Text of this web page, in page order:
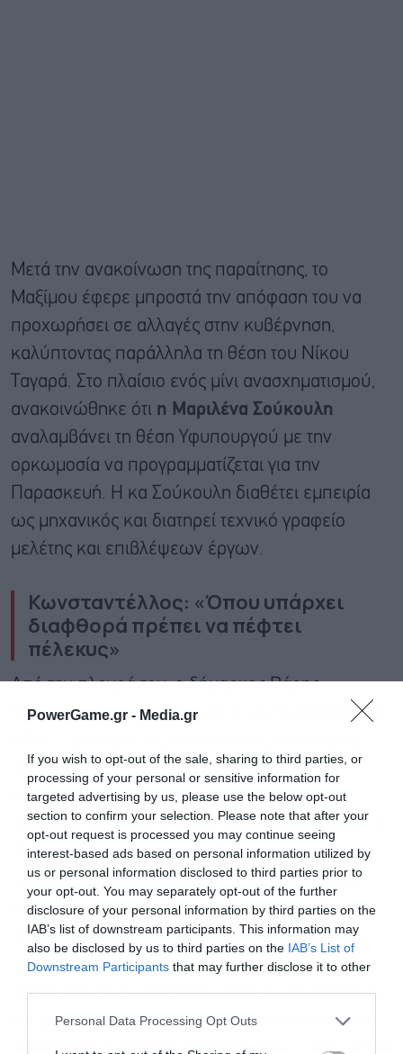
PowerGame.gr - Media.gr
If you wish to opt-out of the sale, sharing to third parties, or
processing of your personal or sensitive information for
targeted advertising by us, please use the below opt-out
section to confirm your selection. Please note that after your
opt-out request is processed you may continue seeing
interest-based ads based on personal information utilized by
us or personal information disclosed to third parties prior to
your opt-out. You may separately opt-out of the further
disclosure of your personal information by third parties on the
IAB’s list of downstream participants. This information may
also be disclosed by us to third parties on the IAB’s List of
Downstream Participants that may further disclose it to other
Personal Data Processing Opt Outs
Μετά την ανακοίνωση της παραίτησης, το
Μαξίμου έφερε μπροστά την απόφαση του να
προχωρήσει σε αλλαγές στην κυβέρνηση,
καλύπτοντας παράλληλα τη θέση του Νίκου
Ταγαρά. Στο πλαίσιο ενός μίνι ανασχηματισμού,
ανακοινώθηκε ότι η Μαριλένα Σούκουλη
αναλαμβάνει τη θέση Υφυπουργού με την
ορκωμοσία να προγραμματίζεται για την
Παρασκευή. Η κα Σούκουλη διαθέτει εμπειρία
ως μηχανικός και διατηρεί τεχνικό γραφείο
μελέτης και επιβλέψεων έργων.
Κωνσταντέλλος: «Όπου υπάρχει
διαφθορά πρέπει να πέφτει
πέλεκυς»
Από την πλευρά του, ο δήμαρχος Βάρης –
Βούλας – Βουλιαγμένης και Α’ Αντιπρόεδρος της
στο powergame.gr ότι: «Όπου υπάρχει
διαφθορά πρέπει να πέφτει πέλεκυς. Δεν το
συζητάμε αυτό, ούτε το διαπραγματευόμαστε». Ο
ίδιος συνδέει ευθέως τις εξελίξεις με το
υφιστάμενο σύστημα λήψης αποφάσεων στην
πολεοδομία και τη χωροταξία, υποστηρίζοντας
ότι τα τελευταία χρόνια κρίσιμες αρμοδιότητες
συγκεντρώθηκαν σε κεντρικά όργανα και
πρόσωπα, ενώ παράλληλα απομακρύνθηκαν οι
εκπρόσωποι της αυτοδιοίκησης από σημαντικά
πολεοδομικά όργανα. Κατά τον ίδιο, οι σημερινές
Εγγραφή στο